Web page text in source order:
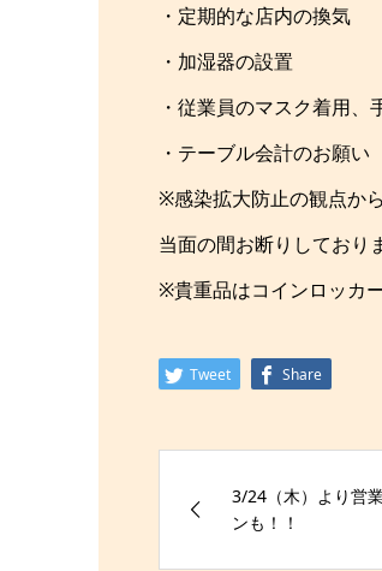
・定期的な店内の換気
・加湿器の設置
・従業員のマスク着用
・テーブル会計のお願い
※感染拡大防止の観点か
当面の間お断りしており
※貴重品はコインロッカ
Tweet Share
3/24（木）より営
ンも！！